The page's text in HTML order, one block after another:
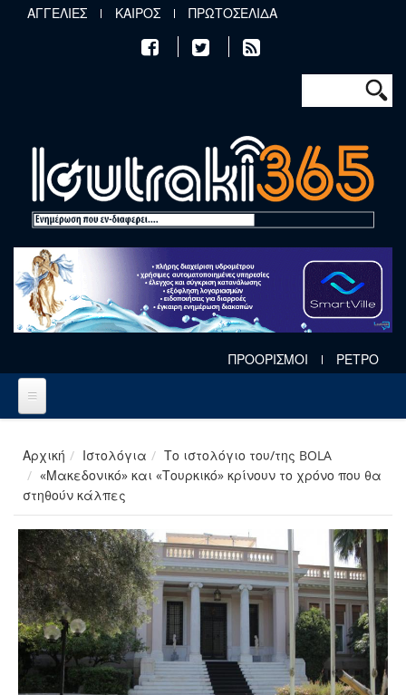
Παράκαμψη προς το κυρίως περιεχόμενο
ΑΓΓΕΛΙΕΣ ΚΑΙΡΟΣ ΠΡΩΤΟΣΕΛΙΔΑ
Φόρμα
Αναζήτηση
ΠΡΟΟΡΙΣΜΟΙ ΡΕΤΡΟ
Αρχική Ιστολόγια
Το ιστολόγιο του/της BOLA
«Μακεδονικό» και «Τουρκικό» κρίνουν το χρόνο που θα
στηθούν κάλπες